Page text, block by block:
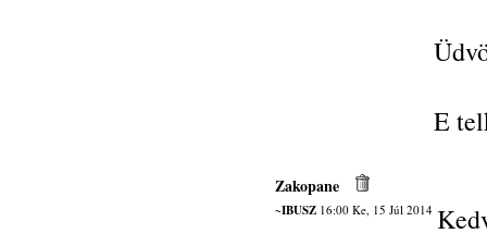
E
Zakopane
~IBUSZ16:00 Ke, 15 Júl 2014